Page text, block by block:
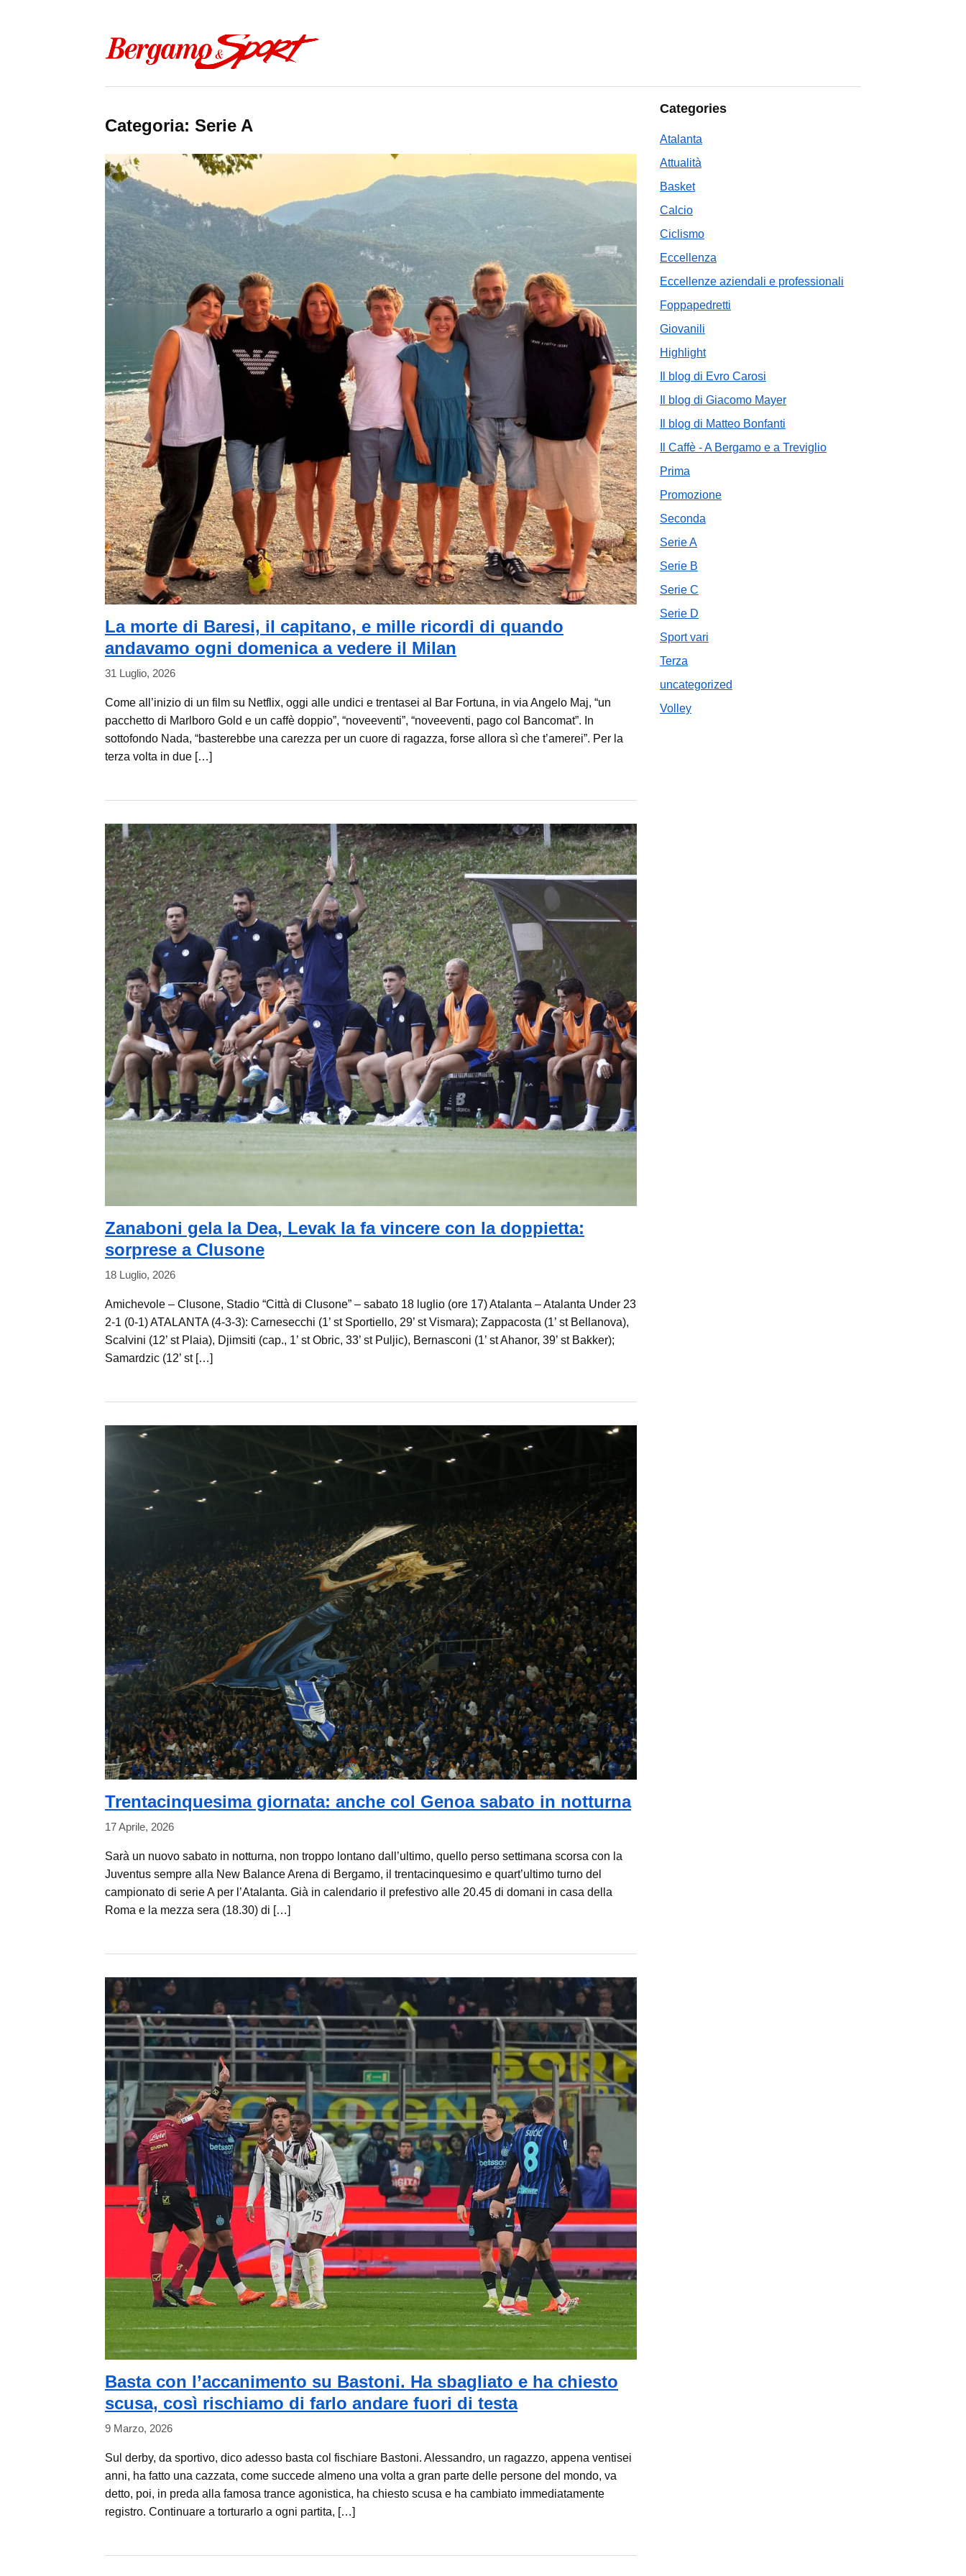
Categoria: Serie A
La morte di Baresi, il capitano, e mille ricordi di quando
andavamo ogni domenica a vedere il Milan
31 Luglio, 2026
Come all’inizio di un film su Netflix, oggi alle undici e trentasei al Bar Fortuna, in via Angelo Maj, “un
pacchetto di Marlboro Gold e un caffè doppio”, “noveeventi”, “noveeventi, pago col Bancomat”. In
sottofondo Nada, “basterebbe una carezza per un cuore di ragazza, forse allora sì che t’amerei”. Per la
terza volta in due […]
Zanaboni gela la Dea, Levak la fa vincere con la doppietta:
sorprese a Clusone
18 Luglio, 2026
Amichevole – Clusone, Stadio “Città di Clusone” – sabato 18 luglio (ore 17) Atalanta – Atalanta Under 23
2-1 (0-1) ATALANTA (4-3-3): Carnesecchi (1’ st Sportiello, 29’ st Vismara); Zappacosta (1’ st Bellanova),
Scalvini (12’ st Plaia), Djimsiti (cap., 1’ st Obric, 33’ st Puljic), Bernasconi (1’ st Ahanor, 39’ st Bakker);
Samardzic (12’ st […]
Trentacinquesima giornata: anche col Genoa sabato in notturna
17 Aprile, 2026
Sarà un nuovo sabato in notturna, non troppo lontano dall’ultimo, quello perso settimana scorsa con la
Juventus sempre alla New Balance Arena di Bergamo, il trentacinquesimo e quart’ultimo turno del
campionato di serie A per l’Atalanta. Già in calendario il prefestivo alle 20.45 di domani in casa della
Roma e la mezza sera (18.30) di […]
Basta con l’accanimento su Bastoni. Ha sbagliato e ha chiesto
scusa, così rischiamo di farlo andare fuori di testa
9 Marzo, 2026
Sul derby, da sportivo, dico adesso basta col fischiare Bastoni. Alessandro, un ragazzo, appena ventisei
anni, ha fatto una cazzata, come succede almeno una volta a gran parte delle persone del mondo, va
detto, poi, in preda alla famosa trance agonistica, ha chiesto scusa e ha cambiato immediatamente
registro. Continuare a torturarlo a ogni partita, […]
Categories
Atalanta
Attualità
Basket
Calcio
Ciclismo
Eccellenza
Eccellenze aziendali e professionali
Foppapedretti
Giovanili
Highlight
Il blog di Evro Carosi
Il blog di Giacomo Mayer
Il blog di Matteo Bonfanti
Il Caffè - A Bergamo e a Treviglio
Prima
Promozione
Seconda
Serie A
Serie B
Serie C
Serie D
Sport vari
Terza
uncategorized
Volley